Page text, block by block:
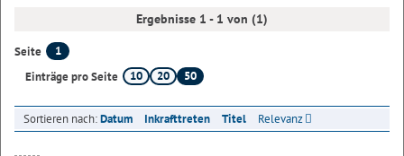
Ergebnisse 1 - 1 von (1)
Seite
1
Einträge pro Seite
10 20 50
Sortieren nach:Datum Inkrafttreten Titel Relevanz